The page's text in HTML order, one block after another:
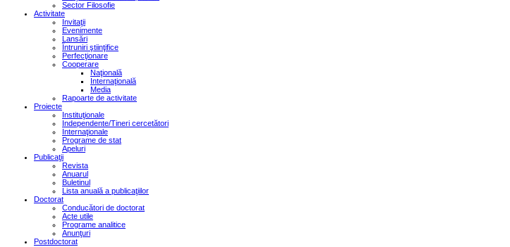
Sector Filosofie
Activitate
Invitaţii
Evenimente
Lansări
Întruniri ştiinţifice
Perfecţionare
Cooperare
Naţională
Internaţională
Media
Rapoarte de activitate
Proiecte
Instituţionale
Independente/Tineri cercetători
Internaţionale
Programe de stat
Apeluri
Publicaţii
Revista
Anuarul
Buletinul
Lista anuală a publicaţiilor
Doctorat
Conducători de doctorat
Acte utile
Programe analitice
Anunţuri
Postdoctorat